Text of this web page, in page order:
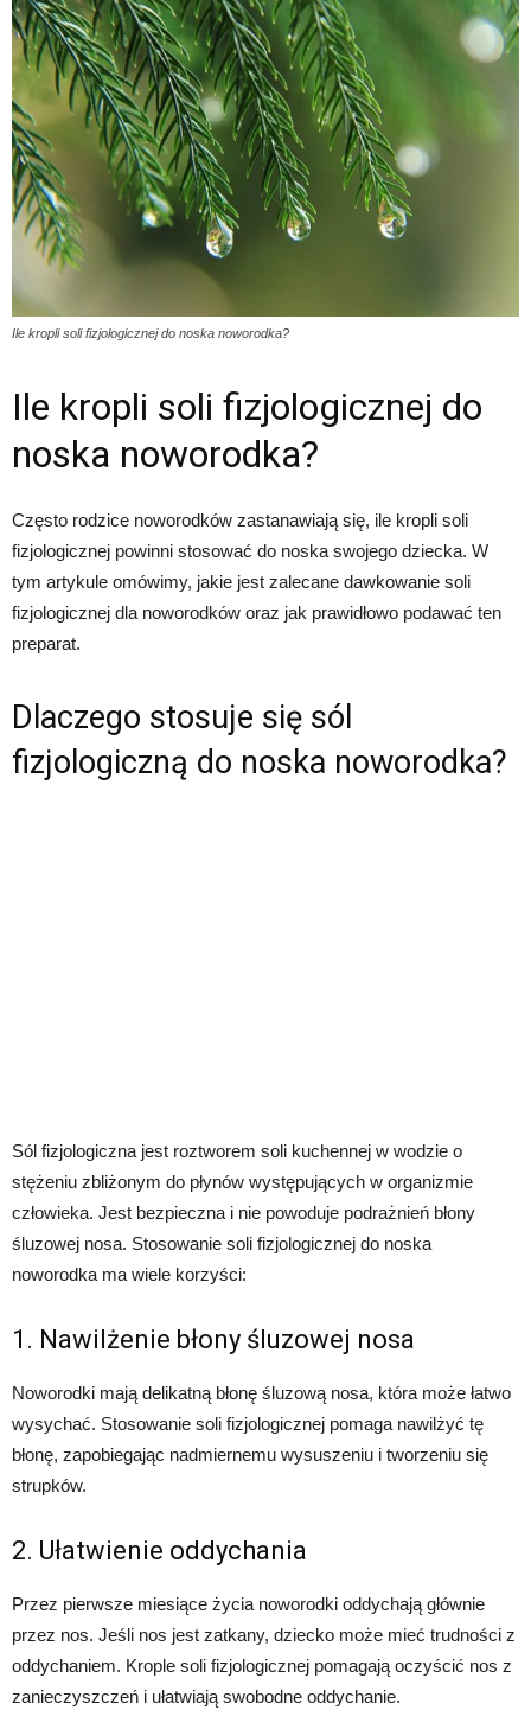
Ile kropli soli fizjologicznej do noska noworodka?
Ile kropli soli fizjologicznej do
noska noworodka?
Często rodzice noworodków zastanawiają się, ile kropli soli
fizjologicznej powinni stosować do noska swojego dziecka. W
tym artykule omówimy, jakie jest zalecane dawkowanie soli
fizjologicznej dla noworodków oraz jak prawidłowo podawać ten
preparat.
Dlaczego stosuje się sól
fizjologiczną do noska noworodka?
Sól fizjologiczna jest roztworem soli kuchennej w wodzie o
stężeniu zbliżonym do płynów występujących w organizmie
człowieka. Jest bezpieczna i nie powoduje podrażnień błony
śluzowej nosa. Stosowanie soli fizjologicznej do noska
noworodka ma wiele korzyści:
1. Nawilżenie błony śluzowej nosa
Noworodki mają delikatną błonę śluzową nosa, która może łatwo
wysychać. Stosowanie soli fizjologicznej pomaga nawilżyć tę
błonę, zapobiegając nadmiernemu wysuszeniu i tworzeniu się
strupków.
2. Ułatwienie oddychania
Przez pierwsze miesiące życia noworodki oddychają głównie
przez nos. Jeśli nos jest zatkany, dziecko może mieć trudności z
oddychaniem. Krople soli fizjologicznej pomagają oczyścić nos z
zanieczyszczeń i ułatwiają swobodne oddychanie.